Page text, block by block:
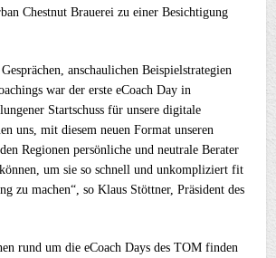
Chestnut Brauerei zu einer Besichtigung
anschaulichen Beispielstrategien
war der erste eCoach Day in
Startschuss für unsere digitale
uns, mit diesem neuen Format unseren
Regionen persönliche und neutrale Berater
um sie so schnell und unkompliziert fit
zu machen“, so Klaus Stöttner, Präsident des
rund um die eCoach Days des TOM finden